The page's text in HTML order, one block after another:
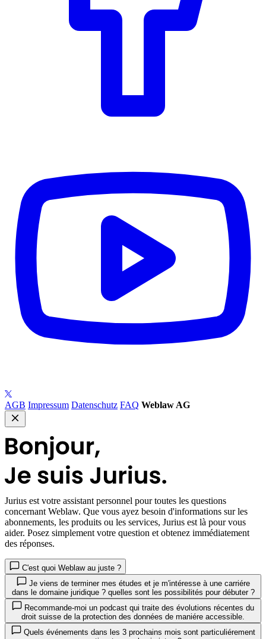
AGB Impressum Datenschutz FAQ Weblaw AG
Jurius est votre assistant personnel pour toutes les questions
concernant Weblaw. Que vous ayez besoin d'informations sur les
abonnements, les produits ou les services, Jurius est là pour vous
aider. Posez simplement votre question et obtenez immédiatement
des réponses.
C'est quoi Weblaw au juste ?
Je viens de terminer mes études et je m'intéresse à une carriére
dans le domaine juridique ? quelles sont les possibilités pour débuter ?
droit suisse de la protection des données de maniére accessible.
Quels événements dans les 3 prochains mois sont particuliérement